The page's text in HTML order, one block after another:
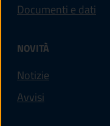
Documenti e dati
NOVITÀ
Notizie
Avvisi